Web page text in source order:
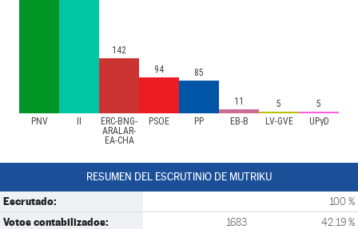
PNV
ERC-BNG-
ARALAR-
EA-CHA
PSOE PP EB-B LV-GVE UPyD
142
94
85
11 5 5
RESUMEN DEL ESCRUTINIO DE MUTRIKU
Escrutado: 100 %
Votos contabilizados: 1683 42.19 %